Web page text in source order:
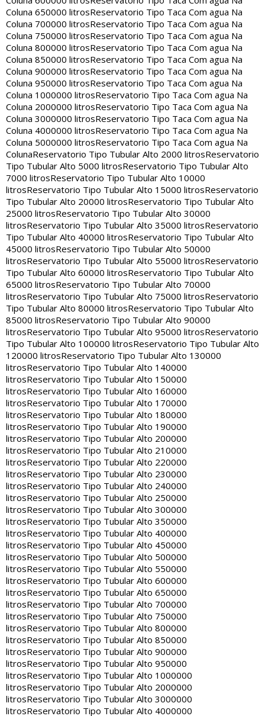
Coluna 650000 litrosReservatorio Tipo Taca Com agua Na
Coluna 700000 litrosReservatorio Tipo Taca Com agua Na
Coluna 750000 litrosReservatorio Tipo Taca Com agua Na
Coluna 800000 litrosReservatorio Tipo Taca Com agua Na
Coluna 850000 litrosReservatorio Tipo Taca Com agua Na
Coluna 900000 litrosReservatorio Tipo Taca Com agua Na
Coluna 950000 litrosReservatorio Tipo Taca Com agua Na
Coluna 1000000 litrosReservatorio Tipo Taca Com agua Na
Coluna 2000000 litrosReservatorio Tipo Taca Com agua Na
Coluna 3000000 litrosReservatorio Tipo Taca Com agua Na
Coluna 4000000 litrosReservatorio Tipo Taca Com agua Na
Coluna 5000000 litrosReservatorio Tipo Taca Com agua Na
ColunaReservatorio Tipo Tubular Alto 2000 litrosReservatorio
Tipo Tubular Alto 5000 litrosReservatorio Tipo Tubular Alto
7000 litrosReservatorio Tipo Tubular Alto 10000
litrosReservatorio Tipo Tubular Alto 15000 litrosReservatorio
Tipo Tubular Alto 20000 litrosReservatorio Tipo Tubular Alto
25000 litrosReservatorio Tipo Tubular Alto 30000
litrosReservatorio Tipo Tubular Alto 35000 litrosReservatorio
Tipo Tubular Alto 40000 litrosReservatorio Tipo Tubular Alto
45000 litrosReservatorio Tipo Tubular Alto 50000
litrosReservatorio Tipo Tubular Alto 55000 litrosReservatorio
Tipo Tubular Alto 60000 litrosReservatorio Tipo Tubular Alto
65000 litrosReservatorio Tipo Tubular Alto 70000
litrosReservatorio Tipo Tubular Alto 75000 litrosReservatorio
Tipo Tubular Alto 80000 litrosReservatorio Tipo Tubular Alto
85000 litrosReservatorio Tipo Tubular Alto 90000
litrosReservatorio Tipo Tubular Alto 95000 litrosReservatorio
Tipo Tubular Alto 100000 litrosReservatorio Tipo Tubular Alto
120000 litrosReservatorio Tipo Tubular Alto 130000
litrosReservatorio Tipo Tubular Alto 140000
litrosReservatorio Tipo Tubular Alto 150000
litrosReservatorio Tipo Tubular Alto 160000
litrosReservatorio Tipo Tubular Alto 170000
litrosReservatorio Tipo Tubular Alto 180000
litrosReservatorio Tipo Tubular Alto 190000
litrosReservatorio Tipo Tubular Alto 200000
litrosReservatorio Tipo Tubular Alto 210000
litrosReservatorio Tipo Tubular Alto 220000
litrosReservatorio Tipo Tubular Alto 230000
litrosReservatorio Tipo Tubular Alto 240000
litrosReservatorio Tipo Tubular Alto 250000
litrosReservatorio Tipo Tubular Alto 300000
litrosReservatorio Tipo Tubular Alto 350000
litrosReservatorio Tipo Tubular Alto 400000
litrosReservatorio Tipo Tubular Alto 450000
litrosReservatorio Tipo Tubular Alto 500000
litrosReservatorio Tipo Tubular Alto 550000
litrosReservatorio Tipo Tubular Alto 600000
litrosReservatorio Tipo Tubular Alto 650000
litrosReservatorio Tipo Tubular Alto 700000
litrosReservatorio Tipo Tubular Alto 750000
litrosReservatorio Tipo Tubular Alto 800000
litrosReservatorio Tipo Tubular Alto 850000
litrosReservatorio Tipo Tubular Alto 900000
litrosReservatorio Tipo Tubular Alto 950000
litrosReservatorio Tipo Tubular Alto 1000000
litrosReservatorio Tipo Tubular Alto 2000000
litrosReservatorio Tipo Tubular Alto 3000000
litrosReservatorio Tipo Tubular Alto 4000000